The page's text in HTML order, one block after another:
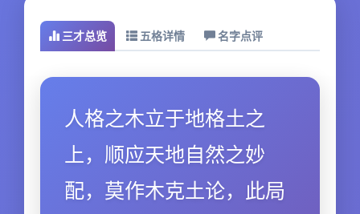
三才总览 五格详情 名字点评
人格之木立于地格土之
上，顺应天地自然之妙
配，莫作木克土论，此局